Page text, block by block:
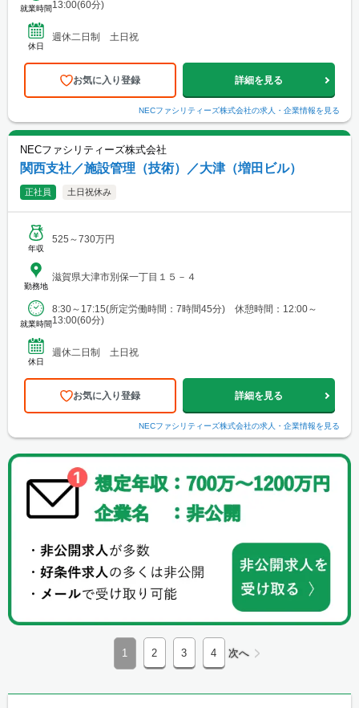
就業時間13:00(60分)
休日
週休二日制 土日祝
お気に入り登録 詳細を見る
NECファシリティーズ株式会社の求人・企業情報を見る
NECファシリティーズ株式会社
関西支社／施設管理（技術）／大津（増田ビル）
正社員 土日祝休み
年収
525～730万円
勤務地
滋賀県大津市別保一丁目１５－４
就業時間
8:30～17:15(所定労働時間：7時間45分) 休憩時間：12:00～
13:00(60分)
休日
週休二日制 土日祝
お気に入り登録 詳細を見る
NECファシリティーズ株式会社の求人・企業情報を見る
1 2 3 4 次へ